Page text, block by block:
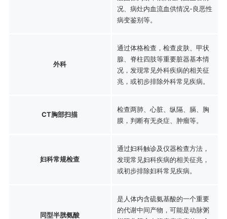
况、病灶内血流血供情况-良恶性
病变鉴别等。
外科
通过体格检查，检查皮肤、甲状
腺、脊柱四肢等重要脏器基本情
况，发现常见外科疾病的相关征
兆，或初步排除外科常见疾病。
CT胸部扫描
检查两肺、心脏、纵隔、膈、胸
膜，判断有无炎症、肿瘤等。
妇科常规检查
通过妇科触诊及仪器检查方法，
发现常见妇科疾病的相关征兆，
或初步排除妇科常见疾病。
同型半胱氨酸
是人体内含硫氨基酸的一个重要
的代谢中间产物，可能是动脉粥